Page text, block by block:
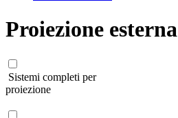
Proiezione esterna
Sistemi completi per
proiezione